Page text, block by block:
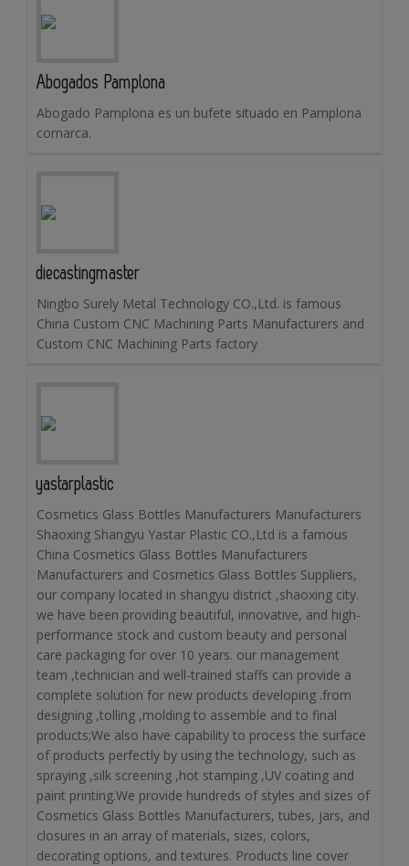
Abogados Pamplona
Abogado Pamplona es un bufete situado en Pamplona
comarca.
diecastingmaster
Ningbo Surely Metal Technology CO.,Ltd. is famous
China Custom CNC Machining Parts Manufacturers and
Custom CNC Machining Parts factory
yastarplastic
Cosmetics Glass Bottles Manufacturers Manufacturers
Shaoxing Shangyu Yastar Plastic CO.,Ltd is a famous
China Cosmetics Glass Bottles Manufacturers
Manufacturers and Cosmetics Glass Bottles Suppliers,
our company located in shangyu district ,shaoxing city.
we have been providing beautiful, innovative, and high-
performance stock and custom beauty and personal
care packaging for over 10 years. our management
team ,technician and well-trained staffs can provide a
complete solution for new products developing .from
designing ,tolling ,molding to assemble and to final
products;We also have capability to process the surface
of products perfectly by using the technology, such as
spraying ,silk screening ,hot stamping ,UV coating and
paint printing.We provide hundreds of styles and sizes of
Cosmetics Glass Bottles Manufacturers, tubes, jars, and
closures in an array of materials, sizes, colors,
decorating options, and textures. Products line cover